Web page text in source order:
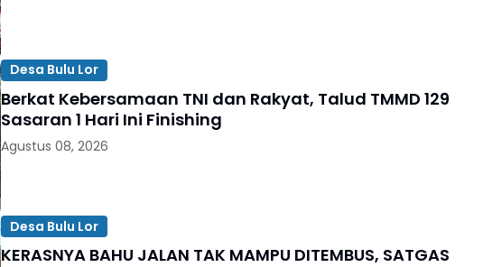
Desa Bulu Lor
Berkat Kebersamaan TNI dan Rakyat, Talud TMMD 129
Sasaran 1 Hari Ini Finishing
Agustus 08, 2026
Desa Bulu Lor
KERASNYA BAHU JALAN TAK MAMPU DITEMBUS, SATGAS